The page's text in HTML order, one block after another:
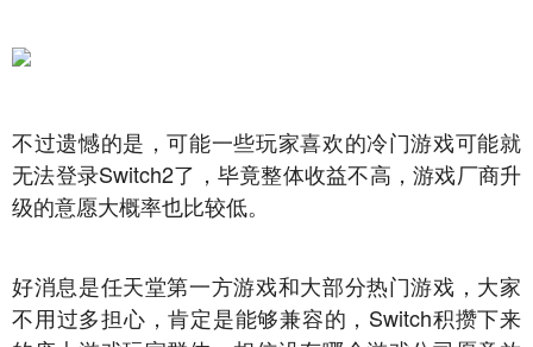
不过遗憾的是，可能一些玩家喜欢的冷门游戏可能就
无法登录Switch2了，毕竟整体收益不高，游戏厂商升
级的意愿大概率也比较低。
好消息是任天堂第一方游戏和大部分热门游戏，大家
不用过多担心，肯定是能够兼容的，Switch积攒下来